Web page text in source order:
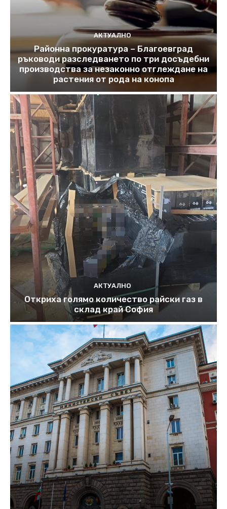
АКТУАЛНО
Районна прокуратура – Благоевград
ръководи разследването по три досъдебни
производства за незаконно отглеждане на
растения от рода на конопа
АКТУАЛНО
Откриха голямо количество райски газ в
склад край София